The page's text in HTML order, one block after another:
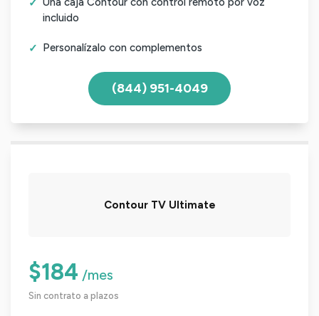
incluido
Personalízalo con complementos
(844) 951-4049
Contour TV Ultimate
$184 /mes
Sin contrato a plazos